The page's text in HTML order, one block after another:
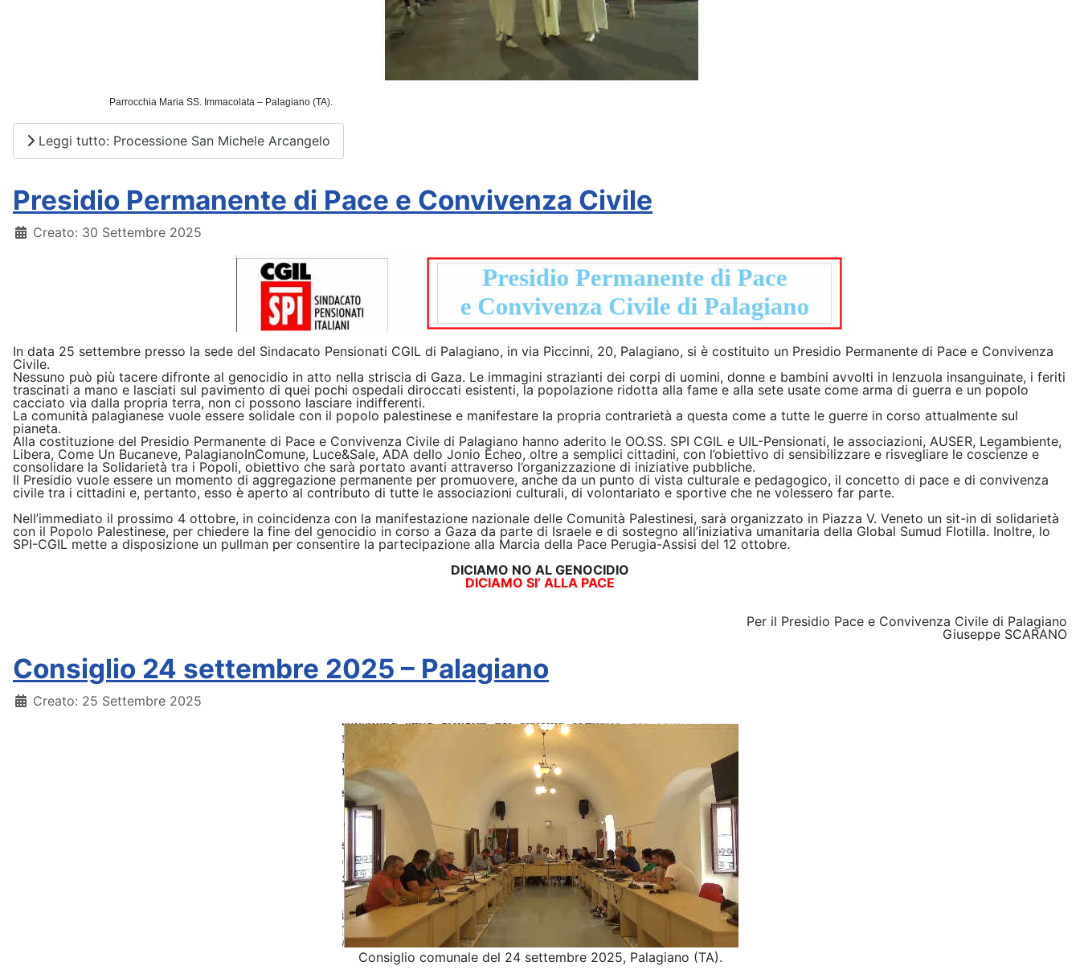
                                        Parrocchia Maria SS. Immacolata – Palagiano (TA).
Leggi tutto: Processione San Michele Arcangelo
Presidio Permanente di Pace e Convivenza Civile
Dettagli
Creato: 30 Settembre 2025
In data 25 settembre presso la sede del Sindacato Pensionati CGIL di Palagiano, in via Piccinni, 20, Palagiano, si è costituito un Presidio Permanente di Pace e Convivenza
Civile.
Nessuno può più tacere difronte al genocidio in atto nella striscia di Gaza. Le immagini strazianti dei corpi di uomini, donne e bambini avvolti in lenzuola insanguinate, i feriti
trascinati a mano e lasciati sul pavimento di quei pochi ospedali diroccati esistenti, la popolazione ridotta alla fame e alla sete usate come arma di guerra e un popolo
cacciato via dalla propria terra, non ci possono lasciare indifferenti.
La comunità palagianese vuole essere solidale con il popolo palestinese e manifestare la propria contrarietà a questa come a tutte le guerre in corso attualmente sul
pianeta.
Alla costituzione del Presidio Permanente di Pace e Convivenza Civile di Palagiano hanno aderito le OO.SS. SPI CGIL e UIL-Pensionati, le associazioni, AUSER, Legambiente,
Libera, Come Un Bucaneve, PalagianoInComune, Luce&Sale, ADA dello Jonio Echeo, oltre a semplici cittadini, con l’obiettivo di sensibilizzare e risvegliare le coscienze e
consolidare la Solidarietà tra i Popoli, obiettivo che sarà portato avanti attraverso l’organizzazione di iniziative pubbliche.
Il Presidio vuole essere un momento di aggregazione permanente per promuovere, anche da un punto di vista culturale e pedagogico, il concetto di pace e di convivenza
civile tra i cittadini e, pertanto, esso è aperto al contributo di tutte le associazioni culturali, di volontariato e sportive che ne volessero far parte.
Nell’immediato il prossimo 4 ottobre, in coincidenza con la manifestazione nazionale delle Comunità Palestinesi, sarà organizzato in Piazza V. Veneto un sit-in di solidarietà
con il Popolo Palestinese, per chiedere la fine del genocidio in corso a Gaza da parte di Israele e di sostegno all’iniziativa umanitaria della Global Sumud Flotilla. Inoltre, lo
SPI-CGIL mette a disposizione un pullman per consentire la partecipazione alla Marcia della Pace Perugia-Assisi del 12 ottobre.
DICIAMO NO AL GENOCIDIO
DICIAMO SI’ ALLA PACE
Per il Presidio Pace e Convivenza Civile di Palagiano
Giuseppe SCARANO
Consiglio 24 settembre 2025 – Palagiano
Dettagli
Creato: 25 Settembre 2025
Consiglio comunale del 24 settembre 2025, Palagiano (TA).